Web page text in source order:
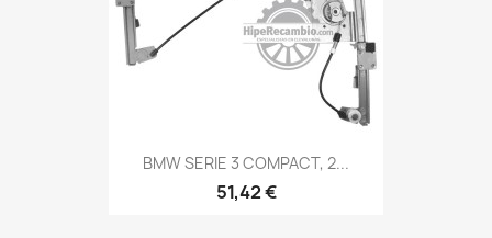
BMW SERIE 3 COMPACT, 2...
51,42 €